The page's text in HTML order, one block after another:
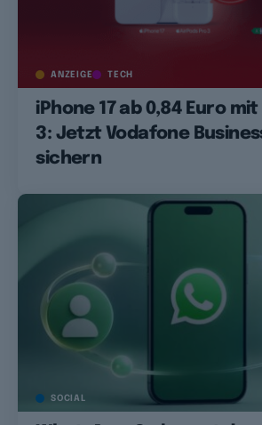
ANZEIGE TECH
iPhone 17 ab 0,84 Euro
3: Jetzt Vodafone
sichern
SOCIAL